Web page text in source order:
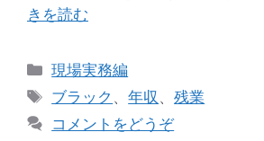
きを読む
カ
テ
リ
現場実務編
タ
ブラック 、年収 、残業
コメントをどうぞ